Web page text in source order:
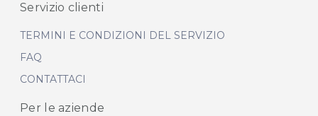
Servizio clienti
TERMINI E CONDIZIONI DEL SERVIZIO
FAQ
CONTATTACI
Per le aziende